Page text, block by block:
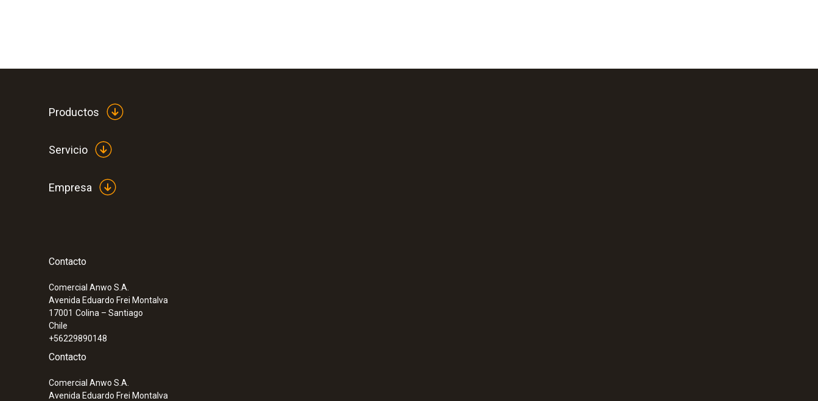
:0572 1741 01
humedad con USB-C y software de PC
Productos
Servicio
Empresa
Contacto
Comercial Anwo S.A.
Avenida Eduardo Frei Montalva
17001 Colina – Santiago
Chile
+56229890148
Contacto
Comercial Anwo S.A.
Avenida Eduardo Frei Montalva